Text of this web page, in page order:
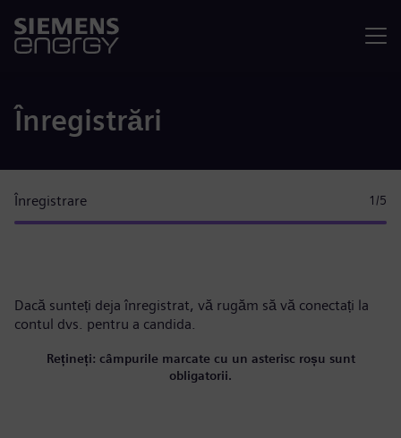
Înregistrări
Înregistrare 1 /5
Dacă sunteți deja înregistrat, vă rugăm să vă conectați la
contul dvs. pentru a candida.
Rețineți: câmpurile marcate cu un asterisc roșu sunt
obligatorii.